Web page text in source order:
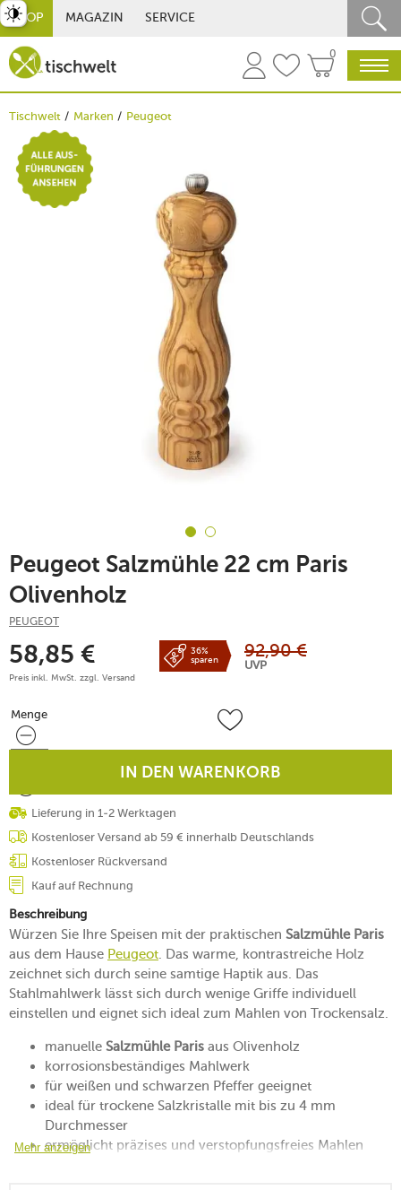
SHOP MAGAZIN SERVICE
0
Tischwelt Marken Peugeot
Peugeot Salzmühle 22 cm Paris
Olivenholz
PEUGEOT
58,85 €
Preis inkl. MwSt. zzgl. Versand
36%
sparen
92,90 €
UVP
Menge
Menge
IN DEN WARENKORB
Lieferung in 1-2 Werktagen
Kostenloser Versand ab 59 € innerhalb Deutschlands
Kostenloser Rückversand
Kauf auf Rechnung
Beschreibung
Würzen Sie Ihre Speisen mit der praktischen Salzmühle Paris
aus dem Hause Peugeot. Das warme, kontrastreiche Holz
zeichnet sich durch seine samtige Haptik aus. Das
Stahlmahlwerk lässt sich durch wenige Griffe individuell
einstellen und eignet sich ideal zum Mahlen von Trockensalz.
manuelle Salzmühle Paris aus Olivenholz
korrosionsbeständiges Mahlwerk
für weißen und schwarzen Pfeffer geeignet
ideal für trockene Salzkristalle mit bis zu 4 mm
Durchmesser
ermöglicht präzises und verstopfungsfreies Mahlen
Mehr anzeigen
umschalten